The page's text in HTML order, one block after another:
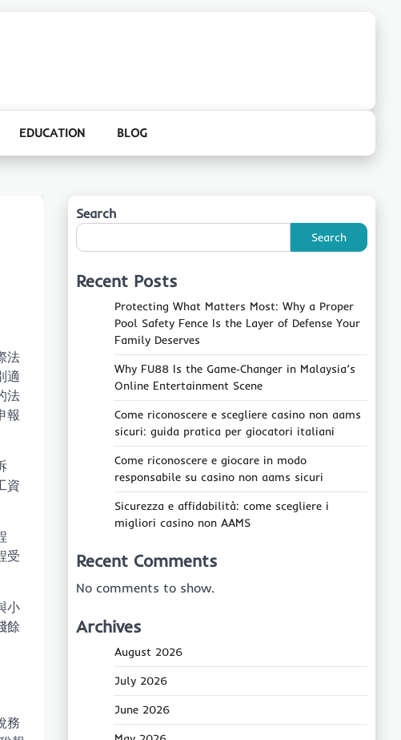
EDUCATION BLOG
法
適
法
報
資
受
小
餘
務
Search
Search
Recent Posts
Protecting What Matters Most: Why a Proper
Pool Safety Fence Is the Layer of Defense Your
Family Deserves
Why FU88 Is the Game‑Changer in Malaysia’s
Online Entertainment Scene
Come riconoscere e scegliere casino non aams
sicuri: guida pratica per giocatori italiani
Come riconoscere e giocare in modo
responsabile su casino non aams sicuri
Sicurezza e affidabilità: come scegliere i
migliori casino non AAMS
Recent Comments
No comments to show.
Archives
August 2026
July 2026
June 2026